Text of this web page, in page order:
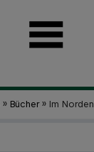
» Bücher» Im Norden